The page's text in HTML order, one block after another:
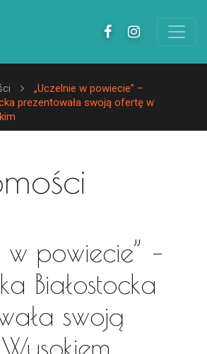
„Uczelnie w powiecie” –
prezentowała swoją ofertę w
w powiecie” –
Białostocka
swoją